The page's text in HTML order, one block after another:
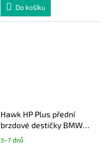
Do košíku
Hawk HP Plus přední
brzdové destičky BMW
řady 1, 2, 3, 4, gen. F s M
3–7 dnů